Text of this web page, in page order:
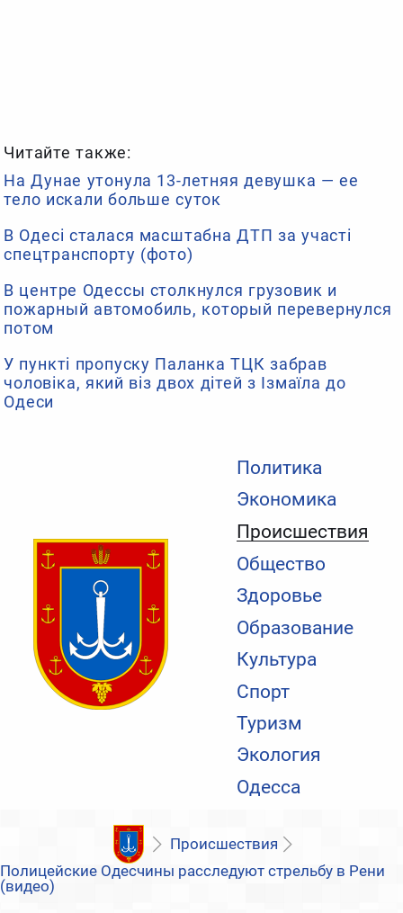
Политика
Экономика
Происшествия
Общество
Здоровье
Образование
Культура
Спорт
Туризм
Экология
Одесса
Читайте также:
На Дунае утонула 13-летняя девушка — ее
тело искали больше суток
В Одесі сталася масштабна ДТП за участі
спецтранспорту (фото)
В центре Одессы столкнулся грузовик и
пожарный автомобиль, который перевернулся
потом
У пункті пропуску Паланка ТЦК забрав
чоловіка, який віз двох дітей з Ізмаїла до
Одеси
Происшествия
Полицейские Одесчины расследуют стрельбу в Рени
(видео)